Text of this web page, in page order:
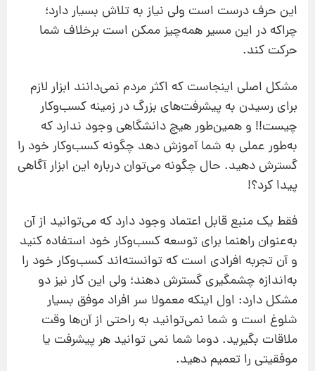
این حرف درست است ولی نیاز به تلاش بسیار دارد؛
چراکه در این مسیر همه‌چیز ممکن است برخلاف شما
حرکت کند.
مشکل اصلی اینجاست که اکثر مردم نمی‌دانند ابزار لازم
برای رسیدن به پیشرفت‌های بزرگ در زمینه کسب‌وکار
چیست!! و همین‌طور هیچ دانشگاهی وجود ندارد که
به‌طور عملی به شما آموزش دهد چگونه کسب‌وکار خود را
گسترش دهید. حال چگونه می‌توان درباره این ابزار آگاهی
پیدا کرد؟!
فقط یک منبع قابل اعتماد وجود دارد که می‌توانید از آن
به‌عنوان راهنما برای توسعه کسب‌وکار خود استفاده کنید
و آن تجربه افرادی است که توانسته‌اند کسب‌وکار خود را
به‌اندازه چشمگیری گسترش دهند؛ ولی این کار نیز دو
مشکل دارد: اول اینکه معمولا سر افراد موفق بسیار
شلوغ است و شما نمی‌توانید به راحتی از آن‌ها وقت
ملاقات بگیرید. دوما شما نمی توانید هر پیشرفت یا
موفقیتی را تعمیم دهید.